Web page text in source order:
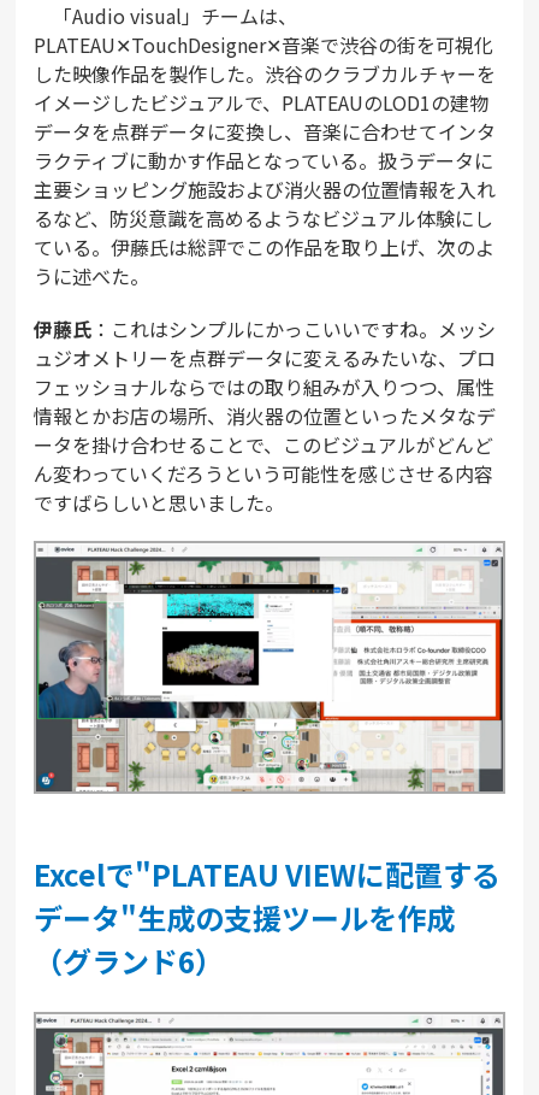
「Audio visual」チームは、
PLATEAU✕TouchDesigner✕音楽で渋谷の街を可視化
した映像作品を製作した。渋谷のクラブカルチャーを
イメージしたビジュアルで、PLATEAUのLOD1の建物
データを点群データに変換し、音楽に合わせてインタ
ラクティブに動かす作品となっている。扱うデータに
主要ショッピング施設および消火器の位置情報を入れ
るなど、防災意識を高めるようなビジュアル体験にし
ている。伊藤氏は総評でこの作品を取り上げ、次のよ
うに述べた。
伊藤氏 ：これはシンプルにかっこいいですね。メッシ
ュジオメトリーを点群データに変えるみたいな、プロ
フェッショナルならではの取り組みが入りつつ、属性
情報とかお店の場所、消火器の位置といったメタなデ
ータを掛け合わせることで、このビジュアルがどんど
ん変わっていくだろうという可能性を感じさせる内容
ですばらしいと思いました。
Excelで"PLATEAU VIEWに配置する
データ"生成の支援ツールを作成
（グランド6）